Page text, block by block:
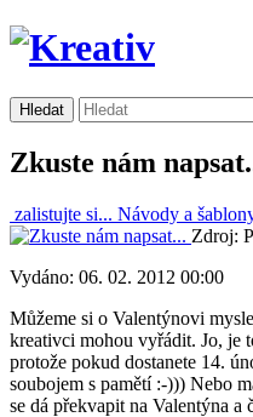
Zkuste nám
zalistujte si... Návody a
Zdroj:
Vydáno: 06. 02. 2012 00:00
Můžeme si o Valentýnovi
kreativci mohou vyřádit. Jo, je
protože pokud dostanete 14.
soubojem s pamětí :-))) Nebo
se dá překvapit na Valentýna a